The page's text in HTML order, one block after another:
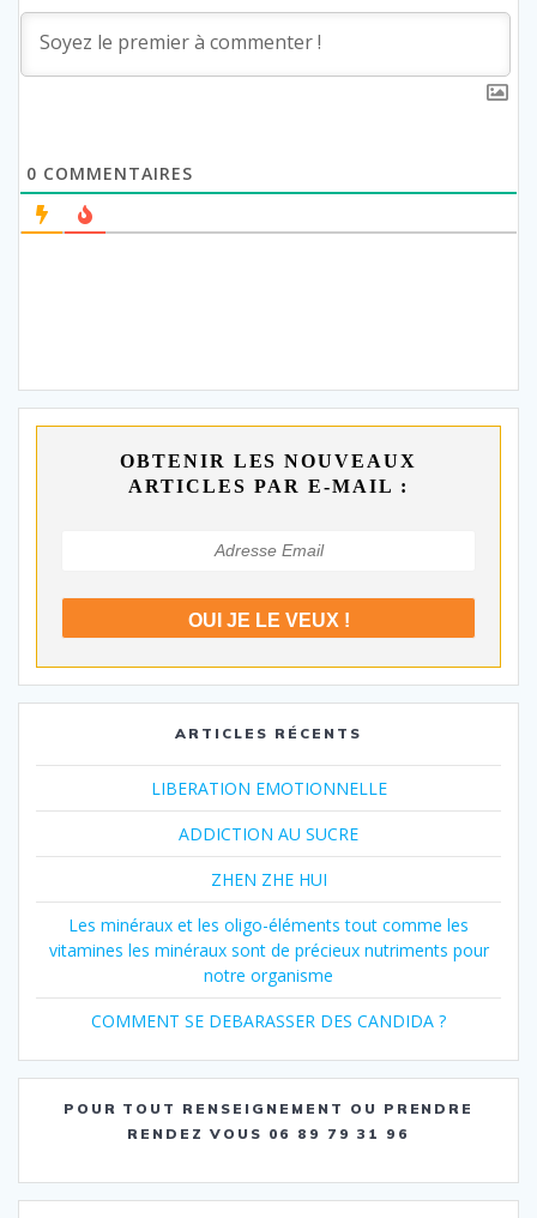
0 COMMENTAIRES
OBTENIR LES NOUVEAUX
ARTICLES PAR E-MAIL :
ARTICLES RÉCENTS
LIBERATION EMOTIONNELLE
ADDICTION AU SUCRE
ZHEN ZHE HUI
Les minéraux et les oligo-éléments tout comme les
vitamines les minéraux sont de précieux nutriments pour
notre organisme
COMMENT SE DEBARASSER DES CANDIDA ?
POUR TOUT RENSEIGNEMENT OU PRENDRE
RENDEZ VOUS 06 89 79 31 96